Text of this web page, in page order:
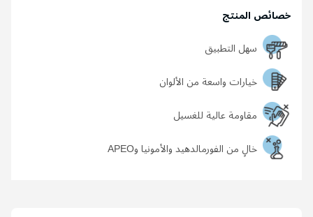
خصائص المنتج
سهل التطبيق
خيارات واسعة من الألوان
مقاومة عالية للغسيل
خالٍ من الفورمالدهيد والأمونيا وAPEO